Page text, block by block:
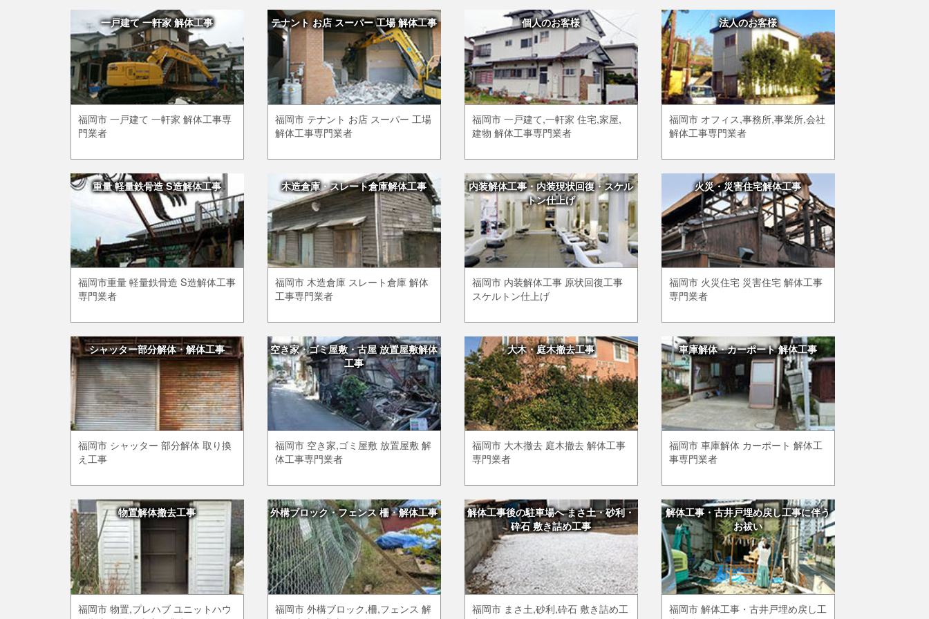
一戸建て 一軒家 解体工事
福岡市 一戸建て 一軒家 解体工事専
門業者
テナント お店 スーパー 工場 解体工事
福岡市 テナント お店 スーパー 工場
解体工事専門業者
個人のお客様
福岡市 一戸建て,一軒家 住宅,家屋,
建物 解体工事専門業者
法人のお客様
福岡市 オフィス,事務所,事業所,会社
解体工事専門業者
重量 軽量鉄骨造 S造解体工事
福岡市重量 軽量鉄骨造 S造解体工事
専門業者
木造倉庫・スレート倉庫解体工事
福岡市 木造倉庫 スレート倉庫 解体
工事専門業者
内装解体工事・内装現状回復・スケル
トン仕上げ
福岡市 内装解体工事 原状回復工事
スケルトン仕上げ
火災・災害住宅解体工事
福岡市 火災住宅 災害住宅 解体工事
専門業者
シャッター部分解体・解体工事
福岡市 シャッター 部分解体 取り換
え工事
空き家・ゴミ屋敷・古屋 放置屋敷解体
工事
福岡市 空き家,ゴミ屋敷 放置屋敷 解
体工事専門業者
大木・庭木撤去工事
福岡市 大木撤去 庭木撤去 解体工事
専門業者
車庫解体・カーポート 解体工事
福岡市 車庫解体 カーポート 解体工
事専門業者
物置解体撤去工事
福岡市 物置,プレハブ ユニットハウ
外構ブロック・フェンス 柵・解体工事
福岡市 外構ブロック,柵,フェンス 解
解体工事後の駐車場へ まさ土・砂利・
砕石 敷き詰め工事
福岡市 まさ土,砂利,砕石 敷き詰め工
解体工事・古井戸埋め戻し工事に伴う
お祓い
福岡市 解体工事・古井戸埋め戻し工